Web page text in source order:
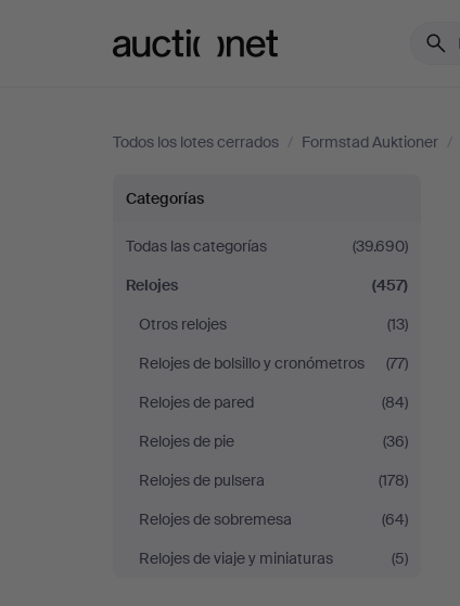
Todos los lotes cerrados / Formstad Auktioner /
Relojes
en
Formstad
Auktioner
Categorías
Todas las categorías
(39.690)
Relojes
(457)
Otros relojes
(13)
Relojes de bolsillo y cronómetros
(77)
Relojes de pared
(84)
Relojes de pie
(36)
Relojes de pulsera
(178)
Relojes de sobremesa
(64)
Relojes de viaje y miniaturas
(5)